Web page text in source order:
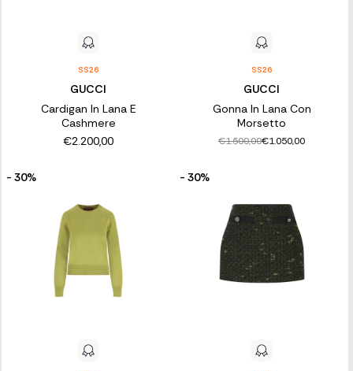
SS26
GUCCI
Cardigan In Lana E
Cashmere
€2.200,00
SS26
GUCCI
Gonna In Lana Con
Morsetto
€1.500,00€1.050,00
- 30% - 30%